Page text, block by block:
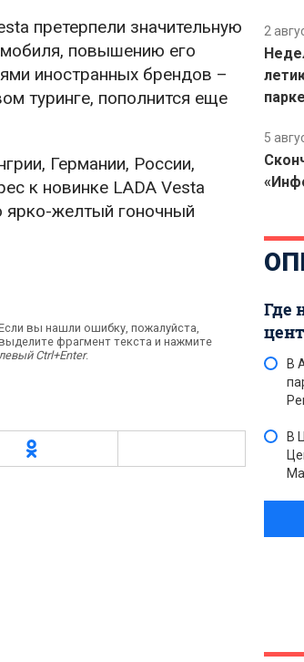
претерпели значительную
повышению его
иностранных брендов –
туринге, пополнится еще
Германии, России,
к новинке LADA Vesta
желтый гоночный
вы нашли ошибку, пожалуйста,
фрагмент текста и нажмите
Ctrl+Enter.
2
5
Где
В
В